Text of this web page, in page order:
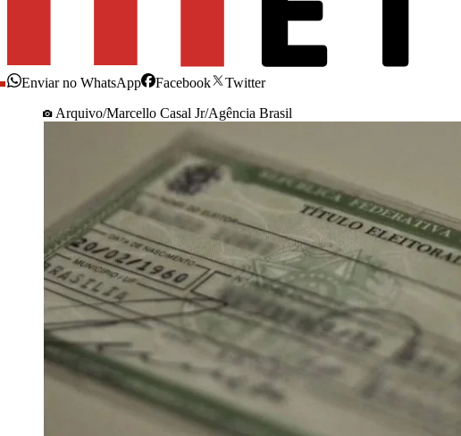
Enviar no WhatsApp Facebook
Twitter
Arquivo/Marcello Casal Jr/Agência Brasil